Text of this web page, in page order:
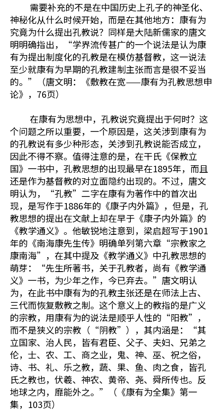
需要补充的不是在中国历史上孔子的神圣化、
神秘化从什么时候开始，而是在其他地方：康有为
究竟为什么提出孔教说？同样是大陆新儒家的唐文
明明确指出，“学界流传甚广的一个说法是认为康
有为提出制度化的孔教是在模仿基督教，这一说法
至少就康有为早期的孔教建制主张而言是很不妥当
的。”（唐文明：《敷教在宽——康有为孔教思想申
论》，76页）
在康有为思想中，孔教说究竟提出于何时？这
个问题之所以重要，一个原因是，这关涉到康有为
的孔教说有多少种形态，关涉到孔教说能否成立，
因此不得不察。值得注意的是，在干氏《保教立
国》一书中，孔教思想的出现最早在1895年，而且
还是作为基督教的对立面隐约出现的。不过，唐文
明认为，“孔教”二字在康有为著作中的首次出
现，是写作于1886年的《康子内外篇》，但是，孔
教思想的提出在文献上却在早于《康子内外篇》的
《教学通义》。他敏锐地注意到，梁启超写于1901
年的《南海康先生传》明确单列第六章“宗教家之
康南海”，在其中提及《教学通义》中孔教思想的
萌芽：“先生所著书，关于孔教者，尚有《教学通
义》一书，为少年之作，今已弃去。”唐文明认
为，在此书中康有为的孔教主张还是在师法上古、
三代而恢复敷教之制。这个意义上的教指的是广义
的宗教，用康有为的说法是顺乎人性的“阳教”，
而不是狭义的宗教（“阴教”），其内涵是：“其
立国家、治人民，皆有君臣、父子、夫妇、兄弟之
伦，士、农、工、商之业，鬼、神、巫、祝之俗，
诗、书、礼、乐之教，蔬、果、鱼、肉之食，皆孔
氏之教也，伏羲、神农、黄帝、尧、舜所传也。反
地球之内，靡能外之。”（《康有为全集》第一
集，103页）